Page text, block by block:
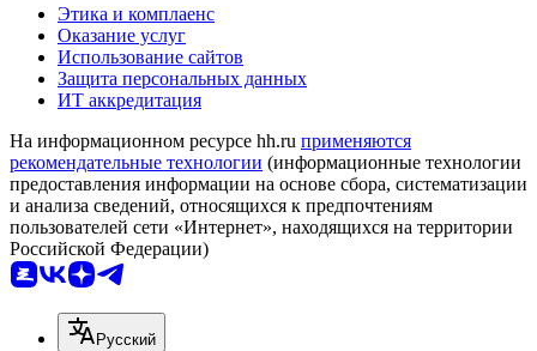
Этика и комплаенс
Оказание услуг
Использование сайтов
Защита персональных данных
ИТ аккредитация
На информационном ресурсе hh.ru применяются
рекомендательные технологии (информационные технологии
предоставления информации на основе сбора, систематизации
и анализа сведений, относящихся к предпочтениям
пользователей сети «Интернет», находящихся на территории
Российской Федерации)
Русский